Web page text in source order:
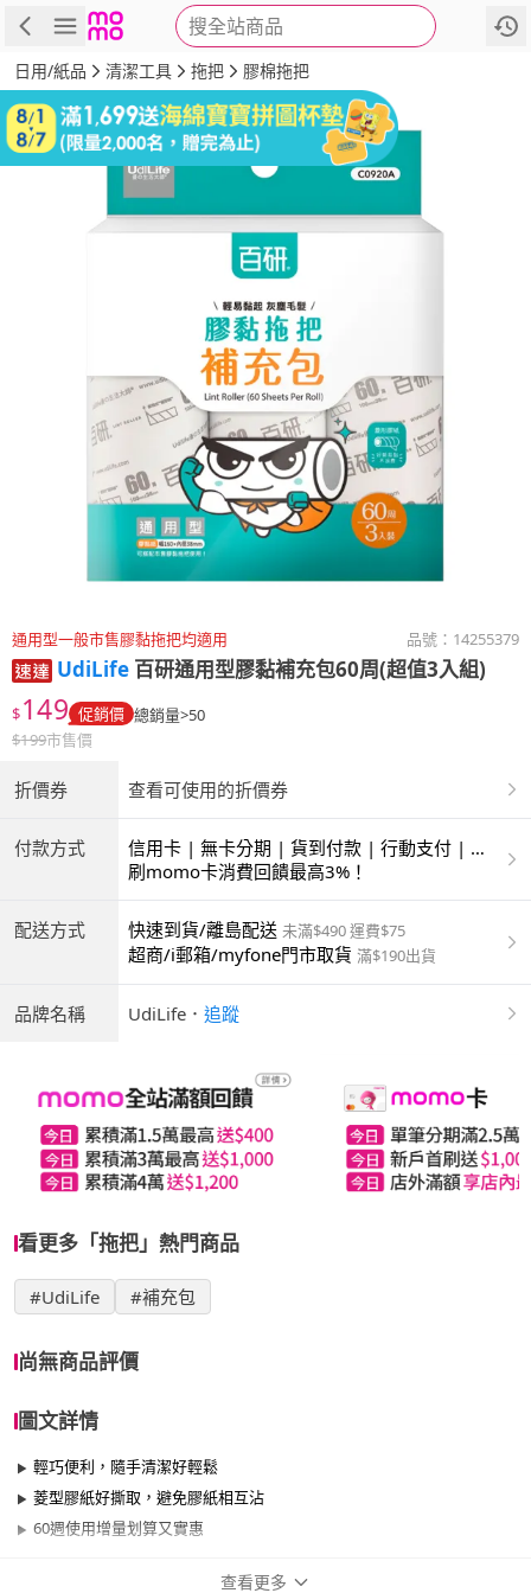
搜全站商品
商品 評價 詳情
日用/紙品 清潔工具 拖把 膠棉拖把
通用型一般市售膠黏拖把均適用 品號： 14255379
UdiLife 百研通用型膠黏補充包60周(超值3入組)
$149 促銷價 總銷量>50
$199市售價
折價券 查看可使用的折價券
付款方式
信用卡 | 無卡分期 | 貨到付款 | 行動支付 | 超
商付款 | ATM | 銀聯卡
刷momo卡消費回饋最高3%！
配送方式 快速到貨/離島配送 未滿$490 運費$75
超商/i郵箱/myfone門市取貨 滿$190出貨
品牌名稱 UdiLife ． 追蹤
看更多「拖把」熱門商品
#UdiLife #補充包
尚無商品評價
圖文詳情
輕巧便利，隨手清潔好輕鬆
菱型膠紙好撕取，避免膠紙相互沾
60週使用增量划算又實惠
查看更多